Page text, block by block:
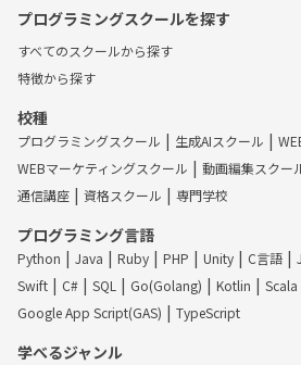
プログラミングスクールを探す
すべてのスクールから探す
特徴から探す
校種
プログラミングスクール 生成AIスクール
WEBマーケティングスクール
動画編集スクー
通信講座
資格スクール 専門学校
プログラミング言語
Python Java Ruby PHP Unity C言語
Swift
C# SQL Go(Golang) Kotlin Scala
Google App Script(GAS)
TypeScript
学べるジャンル